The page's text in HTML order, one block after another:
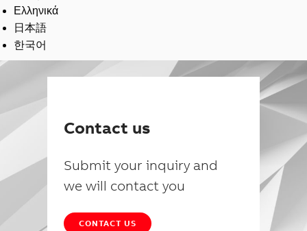
Ελληνικά
日本語
한국어
Contact us
Submit your inquiry and
we will contact you
CONTACT US